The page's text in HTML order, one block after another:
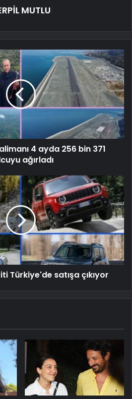
MUTLU
4 ayda 256 bin 371
ağırladı
Türkiye'de satışa çıkıyor